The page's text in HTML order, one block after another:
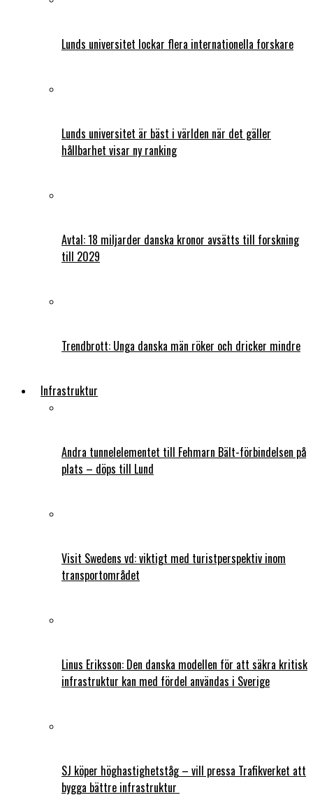
Lunds universitet lockar flera internationella forskare
Lunds universitet är bäst i världen när det gäller
hållbarhet visar ny ranking
Avtal: 18 miljarder danska kronor avsätts till forskning
till 2029
Trendbrott: Unga danska män röker och dricker mindre
Infrastruktur
Andra tunnelelementet till Fehmarn Bält-förbindelsen på
plats – döps till Lund
Visit Swedens vd: viktigt med turistperspektiv inom
transportområdet
Linus Eriksson: Den danska modellen för att säkra kritisk
infrastruktur kan med fördel användas i Sverige
SJ köper höghastighetståg – vill pressa Trafikverket att
bygga bättre infrastruktur